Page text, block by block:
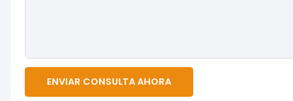
ENVIAR CONSULTA AHORA